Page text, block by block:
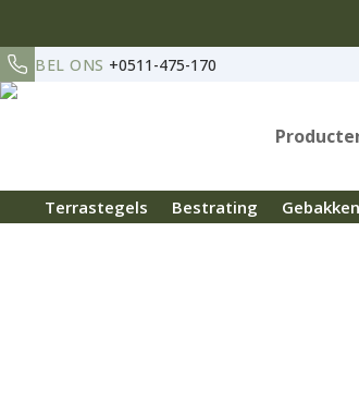
BEL ONS +0511-475-170
Terrastegels Bestrating